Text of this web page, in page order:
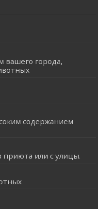
вашего города,
содержанием
или с улицы.